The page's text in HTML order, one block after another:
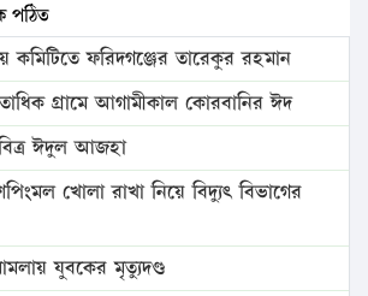
পঠিত
কমিটিতে ফরিদগঞ্জের তারেকুর রহমান
গ্রামে আগামীকাল কোরবানির ঈদ
ঈদুল আজহা
খোলা রাখা নিয়ে বিদ্যুৎ বিভাগের
যুবকের মৃত্যুদণ্ড